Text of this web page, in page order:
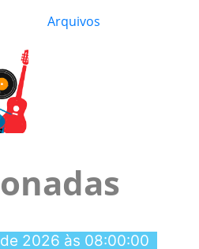
Arquivos
2026 às 08:00:00